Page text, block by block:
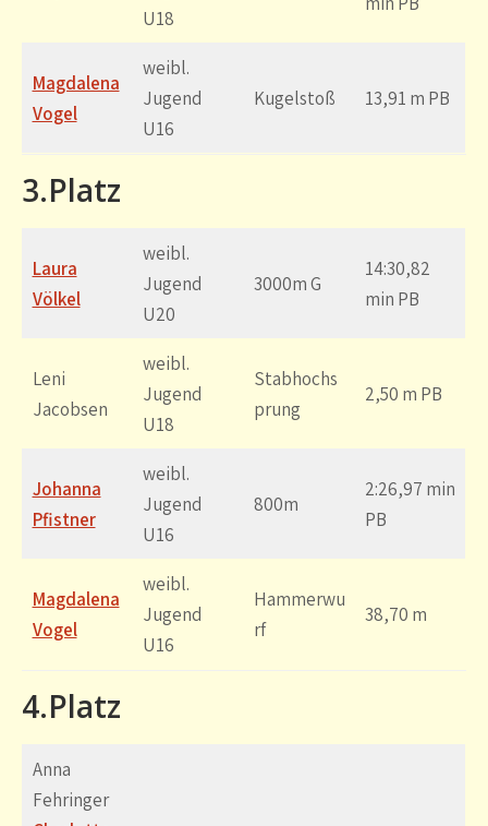
U18
Magdalena
Vogel
weibl.
Jugend
U16
Kugelstoß 13,91 m PB
3.Platz
Laura
Völkel
weibl.
Jugend
U20
3000m G
14:30,82
min PB
Leni
Jacobsen
weibl.
Jugend
U18
Stabhochs
prung
2,50 m PB
Johanna
Pfistner
weibl.
Jugend
U16
800m
2:26,97 min
PB
Magdalena
Vogel
weibl.
Jugend
U16
Hammerwu
rf
38,70 m
4.Platz
Anna
Fehringer